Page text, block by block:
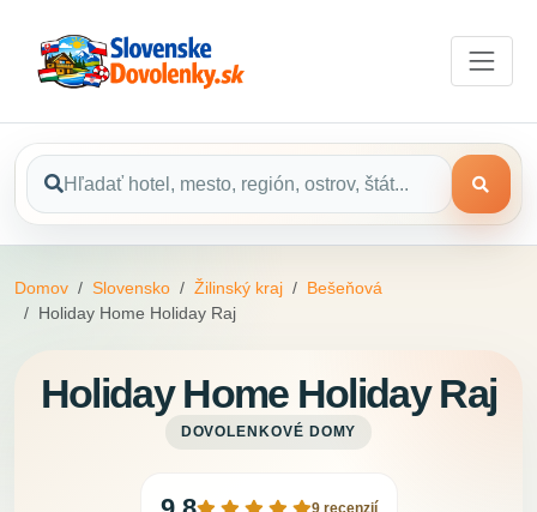
Domov Slovensko Žilinský kraj
Bešeňová
Holiday Home Holiday Raj
Holiday Home Holiday Raj
DOVOLENKOVÉ DOMY
9 recenzií